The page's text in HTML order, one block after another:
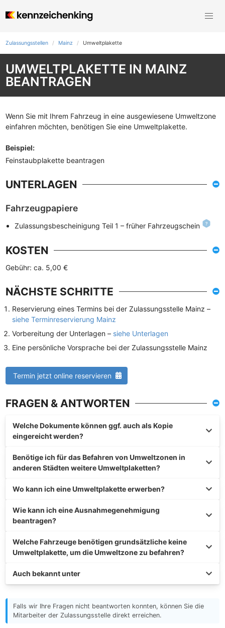
Zulassungsstellen Mainz Umweltplakette
UMWELTPLAKETTE IN MAINZ
BEANTRAGEN
Wenn Sie mit Ihrem Fahrzeug in eine ausgewiesene Umweltzone
einfahren möchten, benötigen Sie eine Umweltplakette.
Beispiel:
Feinstaubplakette beantragen
UNTERLAGEN
Fahrzeugpapiere
Zulassungsbescheinigung Teil 1 – früher Fahrzeugschein
KOSTEN
Gebühr: ca. 5,00 €
NÄCHSTE SCHRITTE
Reservierung eines Termins bei der Zulassungsstelle Mainz –
siehe Terminreservierung Mainz
Vorbereitung der Unterlagen – siehe Unterlagen
Eine persönliche Vorsprache bei der Zulassungsstelle Mainz
Termin jetzt online reservieren
FRAGEN & ANTWORTEN
Welche Dokumente können ggf. auch als Kopie
eingereicht werden?
Benötige ich für das Befahren von Umweltzonen in
anderen Städten weitere Umweltplaketten?
Wo kann ich eine Umweltplakette erwerben?
Wie kann ich eine Ausnahmegenehmigung
beantragen?
Welche Fahrzeuge benötigen grundsätzliche keine
Umweltplakette, um die Umweltzone zu befahren?
Auch bekannt unter
Falls wir Ihre Fragen nicht beantworten konnten, können Sie die
Mitarbeiter der Zulassungsstelle direkt erreichen.